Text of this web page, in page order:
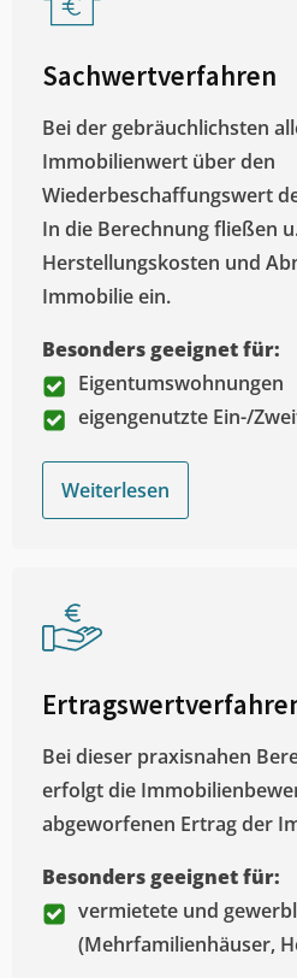
Sachwertverfahren
Bei der gebräuchlichsten
Immobilienwert über den
Wiederbeschaffungswert
In die Berechnung fließen
Herstellungskosten und
Immobilie ein.
Besonders geeignet für:
Eigentumswohnungen
eigengenutzte Ein-/
Weiterlesen
Bei dieser praxisnahen
erfolgt die
abgeworfenen Ertrag der
Besonders geeignet für:
vermietete und
(Mehrfamilienhäuser,